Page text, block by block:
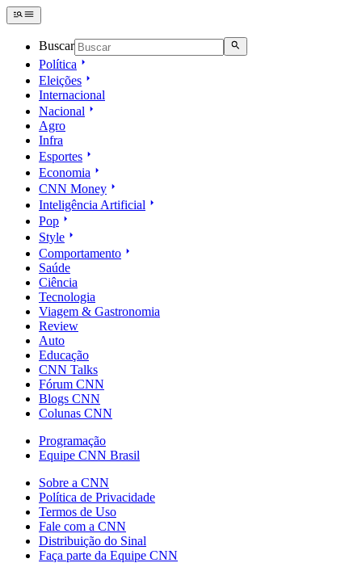
Buscar
Política
Eleições
Internacional
Nacional
Agro
Infra
Esportes
Economia
CNN Money
Inteligência Artificial
Pop
Style
Comportamento
Saúde
Ciência
Tecnologia
Viagem & Gastronomia
Review
Auto
Educação
CNN Talks
Fórum CNN
Blogs CNN
Colunas CNN
Programação
Equipe CNN Brasil
Sobre a CNN
Política de Privacidade
Termos de Uso
Fale com a CNN
Distribuição do Sinal
Faça parte da Equipe CNN